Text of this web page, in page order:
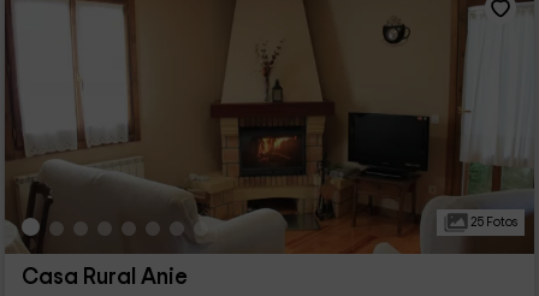
25 Fotos
Casa Rural Anie